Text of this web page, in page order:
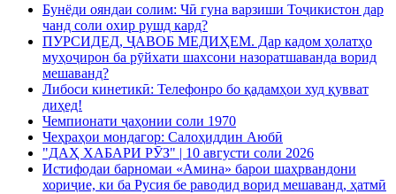
Бунёди ояндаи солим: Чӣ гуна варзиши Тоҷикистон дар
чанд соли охир рушд кард?
ПУРСИДЕД, ҶАВОБ МЕДИҲЕМ. Дар кадом ҳолатҳо
муҳоҷирон ба рӯйхати шахсони назоратшаванда ворид
мешаванд?
Либоси кинетикӣ: Телефонро бо қадамҳои худ қувват
диҳед!
Чемпионати ҷаҳонии соли 1970
Чеҳраҳои мондагор: Салоҳиддин Аюбӣ
"ДАҲ ХАБАРИ РӮЗ" | 10 августи соли 2026
Истифодаи барномаи «Амина» барои шаҳрвандони
хориҷие, ки ба Русия бе раводид ворид мешаванд, ҳатмӣ